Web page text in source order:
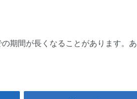
期間が長くなることがあります。あ